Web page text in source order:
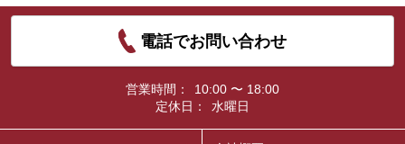
電話でお問い合わせ
営業時間：
10:00 〜 18:00
定休日：
水曜日